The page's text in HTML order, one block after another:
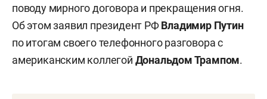
поводу мирного договора и прекращения огня.
Об этом заявил президент РФВладимир Путин
по итогам своего телефонного разговора с
американским коллегой Дональдом Трампом.